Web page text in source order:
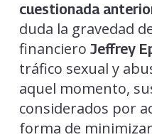
cuestionada
duda la gravedad
financiero Jeffrey
tráfico sexual y
aquel momento,
considerados por
forma de